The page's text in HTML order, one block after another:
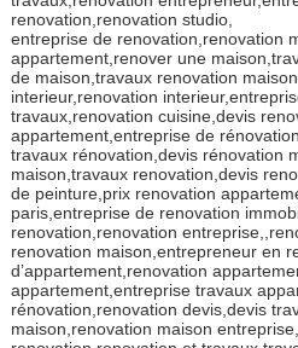
renovation,renovation studio,
entreprise de renovation,renovation
appartement,renover une
de maison,travaux renovation
interieur,renovation
travaux,renovation cuisine,devis
appartement,entreprise de
travaux rénovation,devis rénovation
maison,travaux renovation,devis
de peinture,prix renovation
paris,entreprise de renovation
renovation,renovation
renovation maison,entrepreneur en
d’appartement,renovation
appartement,entreprise travaux
rénovation,renovation devis,devis
maison,renovation maison